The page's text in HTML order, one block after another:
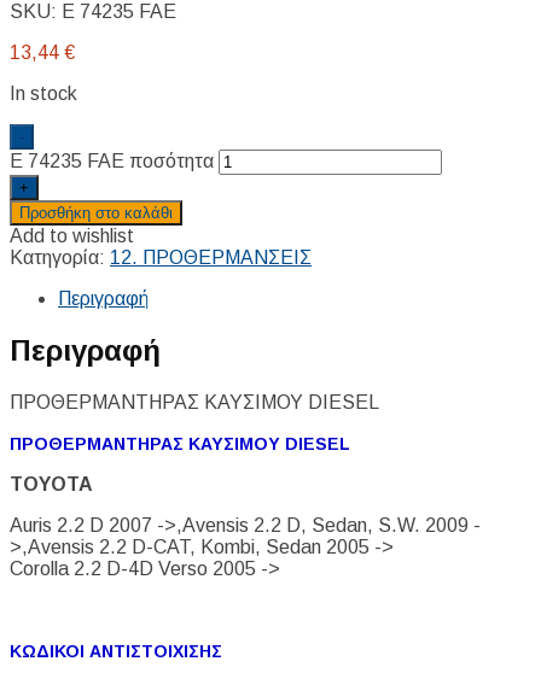
SKU: E 74235 FAE
13,44 €
In stock
-
E 74235 FAE ποσότητα
+
Προσθήκη στο καλάθι
Add to wishlist
Κατηγορία: 12. ΠΡΟΘΕΡΜΑΝΣΕΙΣ
Περιγραφή
Περιγραφή
ΠΡΟΘΕΡΜΑΝΤΗΡΑΣ ΚΑΥΣΙΜΟΥ DIESEL
ΠΡΟΘΕΡΜΑΝΤΗΡΑΣ ΚΑΥΣΙΜΟΥ DIESEL
TOYOTA
Auris 2.2 D 2007 ->,Avensis 2.2 D, Sedan, S.W. 2009 -
>,Avensis 2.2 D-CAT, Kombi, Sedan 2005 ->
Corolla 2.2 D-4D Verso 2005 ->
ΚΩΔΙΚΟΙ ΑΝΤΙΣΤΟΙΧΙΣΗΣ